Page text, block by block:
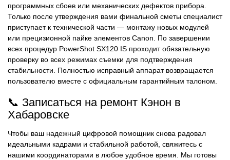
программных сбоев или механических дефектов прибора.
Только после утверждения вами финальной сметы специалист
приступает к технической части — монтажу новых модулей
или прецизионной пайке элементов Canon. По завершении
всех процедур PowerShot SX120 IS проходит обязательную
проверку во всех режимах съемки для подтверждения
стабильности. Полностью исправный аппарат возвращается
пользователю вместе с официальным гарантийным талоном.
📞 Записаться на ремонт Кэнон в
Хабаровске
Чтобы ваш надежный цифровой помощник снова радовал
идеальными кадрами и стабильной работой, свяжитесь с
нашими координаторами в любое удобное время. Мы готовы